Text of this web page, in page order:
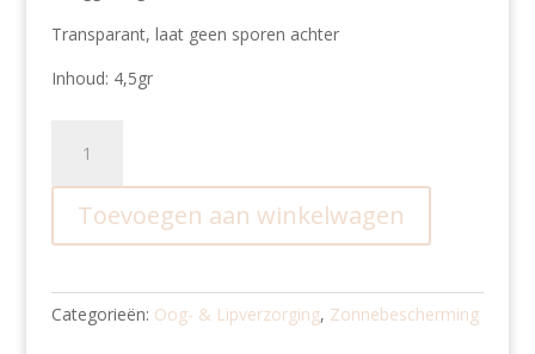
Transparant, laat geen sporen achter
Inhoud: 4,5gr
Essential
Lip
Balm
SPF50+
Toevoegen aan winkelwagen
Categorieën: Oog- & Lipverzorging, Zonnebescherming